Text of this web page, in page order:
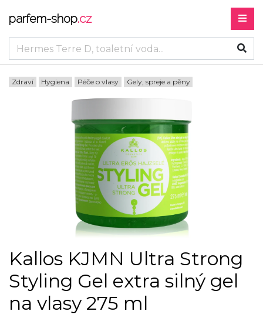
parfem-shop.cz
Zdraví Hygiena Péče o vlasy Gely, spreje a pěny
Kallos KJMN Ultra Strong
Styling Gel extra silný gel
na vlasy 275 ml